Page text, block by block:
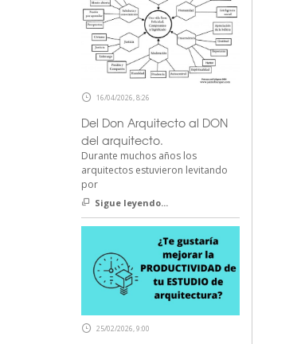
16/04/2026, 8:26
Del Don Arquitecto al DON
del arquitecto.
Durante muchos años los
arquitectos estuvieron levitando
por
Sigue leyendo...
25/02/2026, 9:00